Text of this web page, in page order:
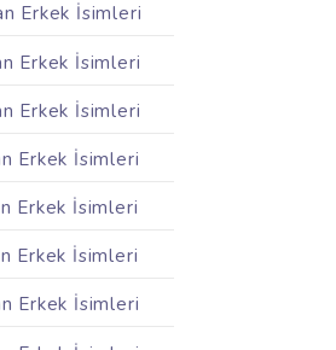
Erkek İsimleri
Erkek İsimleri
Erkek İsimleri
Erkek İsimleri
Erkek İsimleri
Erkek İsimleri
Erkek İsimleri